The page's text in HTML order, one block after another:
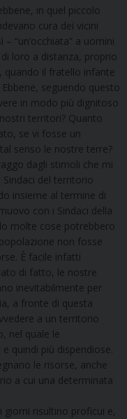
in quel piccolo
cura dei vicini
“un’occhiata” a uomini
loro a distanza, proprio
quando il fratello infante
seguendo questo
in modo più dignitoso
territori? Quanto
se vi fosse un
senso le nostre terre?
dagli stimoli che mi
del territorio
insieme al termine di
con i Sindaci della
molte cose potrebbero
non fosse
È facile infatti
di fatto, le nostre
inevitabilmente per
a fronte di questa
a un territorio
nel quale le
quindi più dispendiose.
le risorse, anche
a cui una determinata
giorni risultino proficui e,